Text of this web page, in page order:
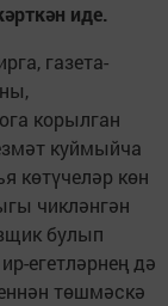
иде.
газета-
корылган
куймыйча
көтүчеләр көн
чикләнгән
булып
егетләрнең дә
төшмәскә